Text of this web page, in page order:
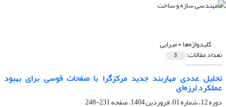
کلیدواژه‌ها =میرایی
تعداد مقالات: 3
تحلیل عددی مهاربند جدید مرکزگرا با صفحات قوسی برای بهبود
عملکرد لرزه‌ای
دوره 12، شماره 01، فروردین 1404، صفحه
231-248